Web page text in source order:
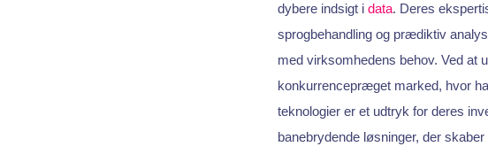
dybere indsigt i data. Deres
sprogbehandling og prædiktiv
med virksomhedens behov. Ved at
konkurrencepræget marked, hvor
teknologier er et udtryk for deres
banebrydende løsninger, der